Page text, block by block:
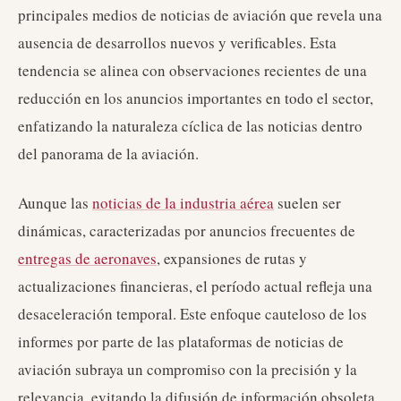
principales medios de noticias de aviación que revela una
ausencia de desarrollos nuevos y verificables. Esta
tendencia se alinea con observaciones recientes de una
reducción en los anuncios importantes en todo el sector,
enfatizando la naturaleza cíclica de las noticias dentro
del panorama de la aviación.
Aunque las noticias de la industria aéreasuelen ser
dinámicas, caracterizadas por anuncios frecuentes de
entregas de aeronaves, expansiones de rutas y
actualizaciones financieras, el período actual refleja una
desaceleración temporal. Este enfoque cauteloso de los
informes por parte de las plataformas de noticias de
aviación subraya un compromiso con la precisión y la